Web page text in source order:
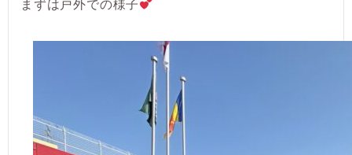
まずは戸外での様子